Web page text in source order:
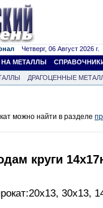
Четверг, 06 Август 2026 г.
МЕТАЛЛЫ
ДРАГОЦЕННЫЕ
можно найти в разделе
круги
30х13,